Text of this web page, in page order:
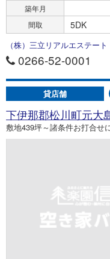
築年月
間取
5DK
（株）三立リアルエステート
0266-52-0001
貸店舗
下伊那郡松川町元大
敷地439坪～諸条件お打合